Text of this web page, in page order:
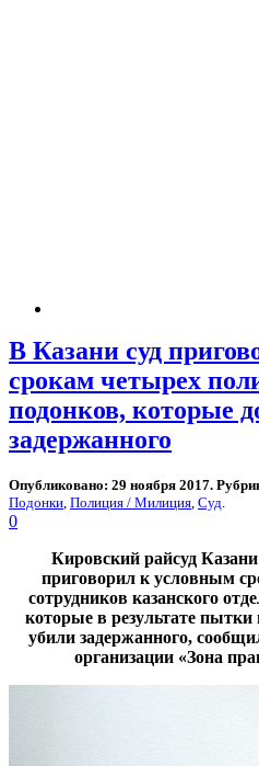
В Казани суд
срокам четырех
подонков, которые
задержанного
Опубликовано: 29 ноября 2017.
Подонки Полиция / Милиция Суд
0
Кировский райсуд
приговорил к условным
сотрудников казанского
которые в результате пытки
убили задержанного,
организации «Зона